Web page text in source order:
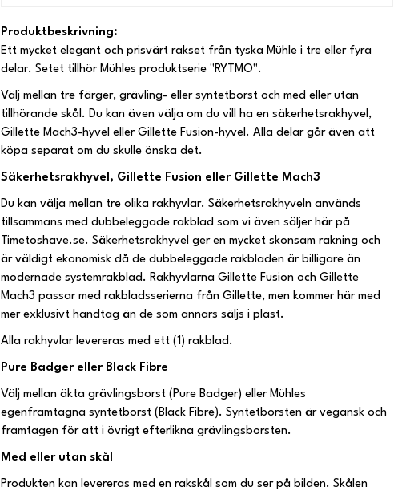
Produktbeskrivning:
Ett mycket elegant och prisvärt rakset från tyska Mühle i tre eller fyra
delar. Setet tillhör Mühles produktserie "RYTMO".
Välj mellan tre färger, grävling- eller syntetborst och med eller utan
tillhörande skål. Du kan även välja om du vill ha en säkerhetsrakhyvel,
Gillette Mach3-hyvel eller Gillette Fusion-hyvel. Alla delar går även att
köpa separat om du skulle önska det.
Säkerhetsrakhyvel, Gillette Fusion eller Gillette Mach3
Du kan välja mellan tre olika rakhyvlar. Säkerhetsrakhyveln används
tillsammans med dubbeleggade rakblad som vi även säljer här på
Timetoshave.se. Säkerhetsrakhyvel ger en mycket skonsam rakning och
är väldigt ekonomisk då de dubbeleggade rakbladen är billigare än
modernade systemrakblad. Rakhyvlarna Gillette Fusion och Gillette
Mach3 passar med rakbladsserierna från Gillette, men kommer här med
mer exklusivt handtag än de som annars säljs i plast.
Alla rakhyvlar levereras med ett (1) rakblad.
Pure Badger eller Black Fibre
Välj mellan äkta grävlingsborst (Pure Badger) eller Mühles
egenframtagna syntetborst (Black Fibre). Syntetborsten är vegansk och
framtagen för att i övrigt efterlikna grävlingsborsten.
Med eller utan skål
Produkten kan levereras med en rakskål som du ser på bilden. Skålen